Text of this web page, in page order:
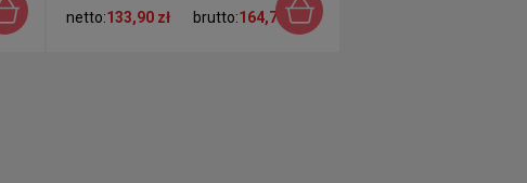
netto:133,90 zł brutto:164,70 zł